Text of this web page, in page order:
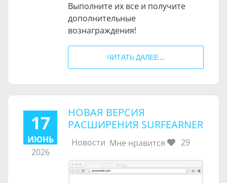
Выполните их все и получите
дополнительные
вознаграждения!
ЧИТАТЬ ДАЛЕЕ ...
17
ИЮНЬ
2026
НОВАЯ ВЕРСИЯ
РАСШИРЕНИЯ SURFEARNER
Новости Мне нравится 29